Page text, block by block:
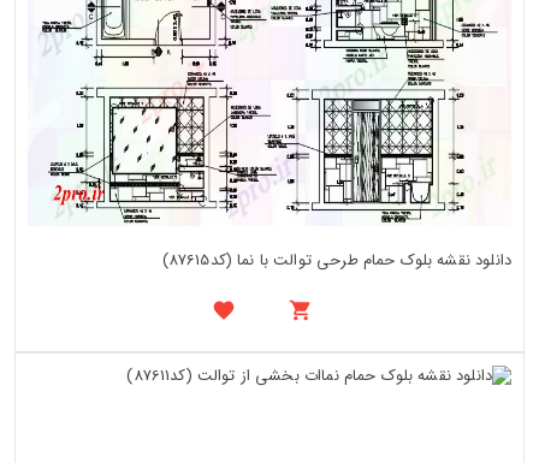
دانلود نقشه بلوک حمام طرحی توالت با نما (کد87615)